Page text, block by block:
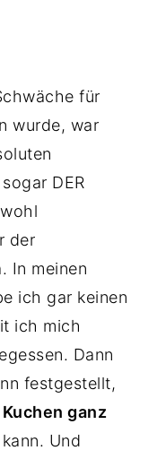
für
wurde, war
DER
der
In meinen
ich gar keinen
ich mich
Dann
festgestellt,
ganz
Und